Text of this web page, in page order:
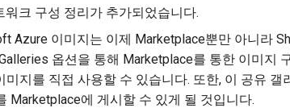
워크 구성 정리가 추가되었습니다.
Azure 이미지는 이제 Marketplace뿐만 아니라
옵션을 통해 Marketplace를 통한 이미지
미지를 직접 사용할 수 있습니다. 또한, 이 공유
Marketplace에 게시할 수 있게 될 것입니다.